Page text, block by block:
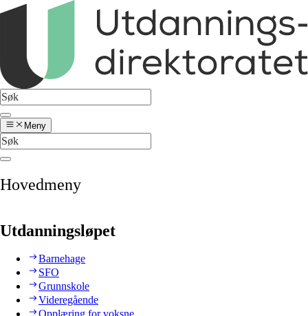
Meny
Hovedmeny
Utdanningsløpet
Barnehage
SFO
Grunnskole
Videregående
Opplæring for voksne